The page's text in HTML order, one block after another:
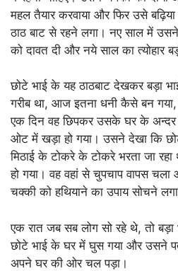
महल तैयार करवाया और फिर उसे
ठाठ बाट से रहने लगा। नए साल में उसने
को दावत दी और नये साल का त्योहार
छोटे भाई के यह ठाठबाट देखकर बड़ा
गरीब था, आज इतना धनी कैसे बन
एक दिन वह छिपकर उसके घर के अन्दर
ओट में खड़ा हो गया। उसने देखा कि
मिठाई के टोकरे के टोकरे भरता जा
हो गया। वह वहां से चुपचाप वापस
चक्की को हथियाने का उपाय सोचने
एक रात जब सब लोग सो रहे थे, तो बड़ा
छोटे भाई के घर में घुस गया और उसने
अपने घर की ओर चल पड़ा।